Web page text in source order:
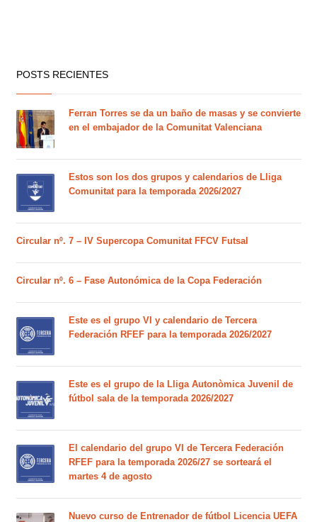
POSTS RECIENTES
Ferran Torres se da un baño de masas y se convierte
en el embajador de la Comunitat Valenciana
Estos son los dos grupos y calendarios de Lliga
Comunitat para la temporada 2026/2027
Circular nº. 7 – IV Supercopa Comunitat FFCV Futsal
Circular nº. 6 – Fase Autonómica de la Copa Federación
Este es el grupo VI y calendario de Tercera
Federación RFEF para la temporada 2026/2027
Este es el grupo de la Lliga Autonòmica Juvenil de
fútbol sala de la temporada 2026/2027
El calendario del grupo VI de Tercera Federación
RFEF para la temporada 2026/27 se sorteará el
martes 4 de agosto
Nuevo curso de Entrenador de fútbol Licencia UEFA